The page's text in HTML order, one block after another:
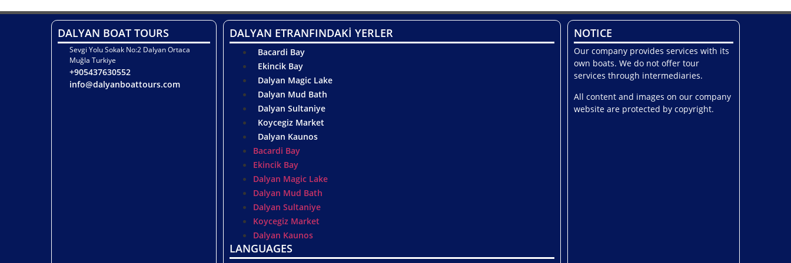
DALYAN BOAT TOURS
Sevgi Yolu Sokak No:2 Dalyan Ortaca
Muğla Turkiye
+905437630552
info@dalyanboattours.com
DALYAN ETRANFINDAKİ YERLER
Bacardi Bay
Ekincik Bay
Dalyan Magic Lake
Dalyan Mud Bath
Dalyan Sultaniye
Koycegiz Market
Dalyan Kaunos
Bacardi Bay
Ekincik Bay
Dalyan Magic Lake
Dalyan Mud Bath
Dalyan Sultaniye
Koycegiz Market
Dalyan Kaunos
LANGUAGES
NOTICE
Our company provides services with its
own boats. We do not offer tour
services through intermediaries.
All content and images on our company
website are protected by copyright.